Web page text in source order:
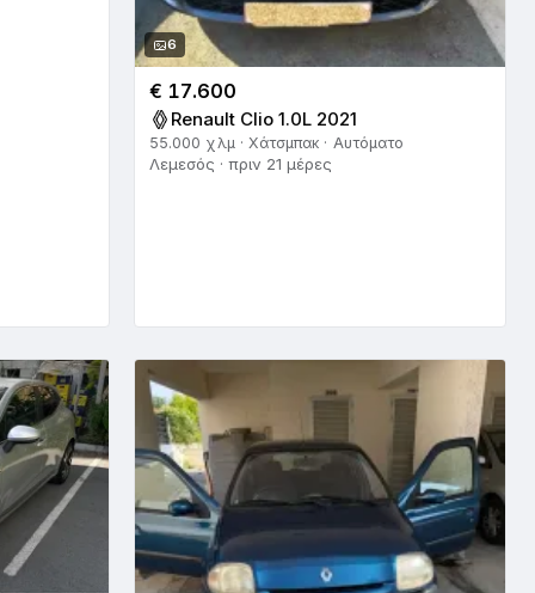
6
€ 17.600
Renault Clio 1.0L 2021
55.000 χλμ · Χάτσμπακ · Αυτόματο
Λεμεσός · πριν 21 μέρες